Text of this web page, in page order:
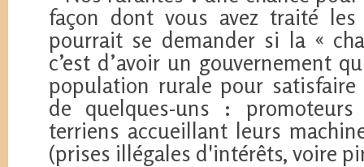
façon dont vous avez traité
pourrait se demander si la «
c’est d’avoir un gouvernement
population rurale pour
de quelques-uns : promoteurs
terriens accueillant leurs
(prises illégales d'intérêts, voire